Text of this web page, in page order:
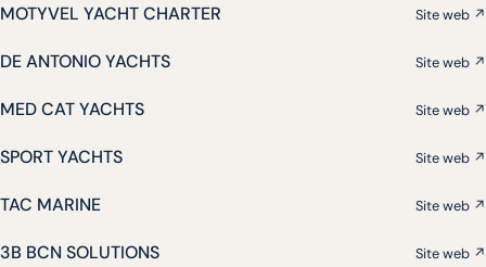
MOTYVEL YACHT CHARTER Site web ↗
DE ANTONIO YACHTS Site web ↗
MED CAT YACHTS Site web ↗
SPORT YACHTS Site web ↗
TAC MARINE Site web ↗
3B BCN SOLUTIONS Site web ↗